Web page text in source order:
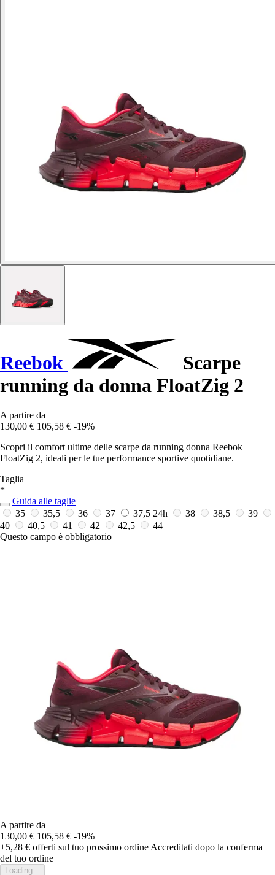
Reebok
Scarpe
running da donna FloatZig 2
A partire da
130,00 € 105,58 € -19%
Scopri il comfort ultime delle scarpe da running donna Reebok
FloatZig 2, ideali per le tue performance sportive quotidiane.
Taglia
*
Guida alle taglie
35
35,5 36 37 37,5 24h 38 38,5
39
40
40,5 41 42 42,5
44
Questo campo è obbligatorio
A partire da
130,00 € 105,58 € -19%
+5,28 € offerti sul tuo prossimo ordine Accreditati dopo la conferma
del tuo ordine
Loading...